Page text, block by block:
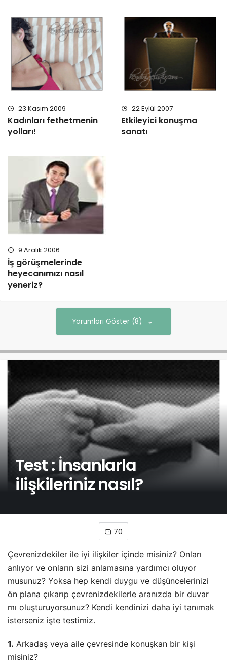
23 Kasım 2009
Kadınları fethetmenin
yolları!
22 Eylül 2007
Etkileyici konuşma
sanatı
9 Aralık 2006
İş görüşmelerinde
heyecanımızı nasıl
yeneriz?
Yorumları Göster (8)
Test : İnsanlarla
ilişkileriniz nasıl?
70
Çevrenizdekiler ile iyi ilişkiler içinde misiniz? Onları
anlıyor ve onların sizi anlamasına yardımcı oluyor
musunuz? Yoksa hep kendi duygu ve düşüncelerinizi
ön plana çıkarıp çevrenizdekilerle aranızda bir duvar
mı oluşturuyorsunuz? Kendi kendinizi daha iyi tanımak
isterseniz işte testimiz.
1. Arkadaş veya aile çevresinde konuşkan bir kişi
misiniz?